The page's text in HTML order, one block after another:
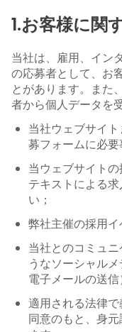
1.お客様に関
当社は、雇用、イン
の応募者として、お
とがあります。また
者から個人データを
当社ウェブサイ
募フォームに必要
当ウェブサイト
テキストによる
い；
弊社主催の採用イ
当社とのコミュ
うなソーシャル
電子メールの送
適用される法律
同意のもと、身